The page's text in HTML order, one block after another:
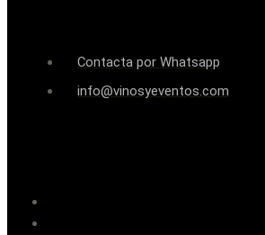
Contacta por Whatsapp
info@vinosyeventos.com